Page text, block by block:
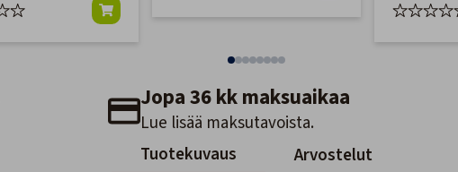
Jopa 36 kk maksuaikaa
Lue lisää maksutavoista.
Tuotekuvaus
Arvostelut